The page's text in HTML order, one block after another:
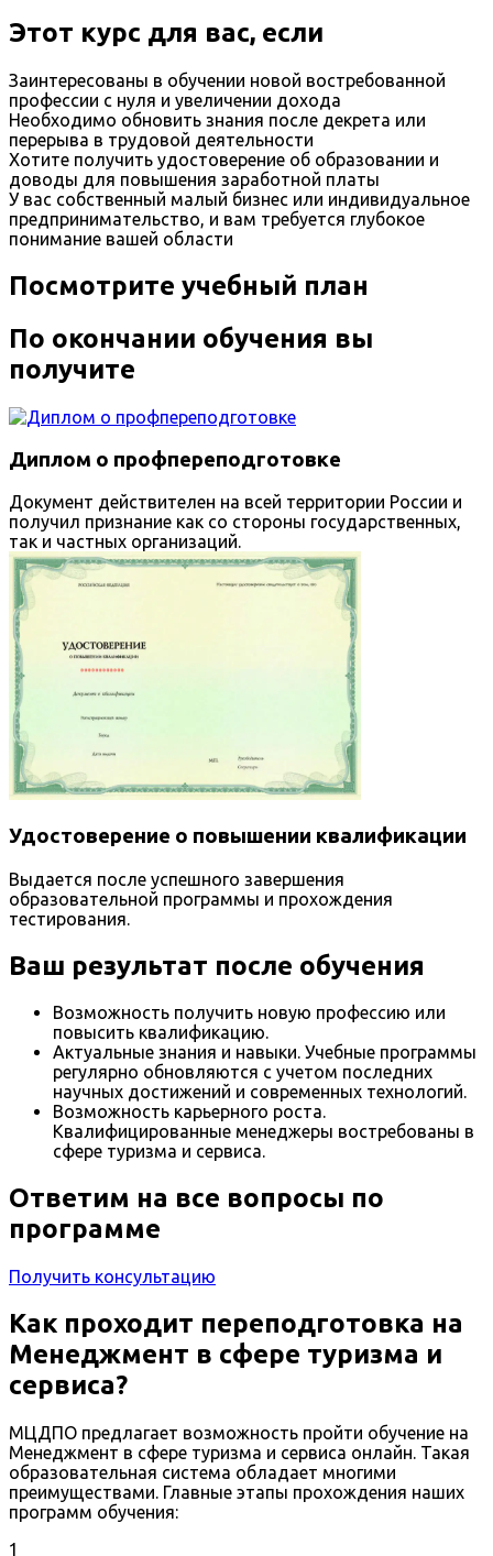
Этот курс для вас, если
Заинтересованы в обучении новой востребованной
профессии с нуля и увеличении дохода
Необходимо обновить знания после декрета или
перерыва в трудовой деятельности
Хотите получить удостоверение об образовании и
доводы для повышения заработной платы
У вас собственный малый бизнес или индивидуальное
предпринимательство, и вам требуется глубокое
понимание вашей области
Посмотрите учебный план
По окончании обучения вы
получите
Диплом о профпереподготовке
Документ действителен на всей территории России и
получил признание как со стороны государственных,
так и частных организаций.
Удостоверение о повышении квалификации
Выдается после успешного завершения
образовательной программы и прохождения
тестирования.
Ваш результат после обучения
Возможность получить новую профессию или
повысить квалификацию.
Актуальные знания и навыки. Учебные программы
регулярно обновляются с учетом последних
научных достижений и современных технологий.
Возможность карьерного роста.
Квалифицированные менеджеры востребованы в
сфере туризма и сервиса.
Ответим на все вопросы по
программе
Получить консультацию
Как проходит переподготовка на
Менеджмент в сфере туризма и
сервиса?
МЦДПО предлагает возможность пройти обучение на
Менеджмент в сфере туризма и сервиса онлайн. Такая
образовательная система обладает многими
преимуществами. Главные этапы прохождения наших
программ обучения:
1